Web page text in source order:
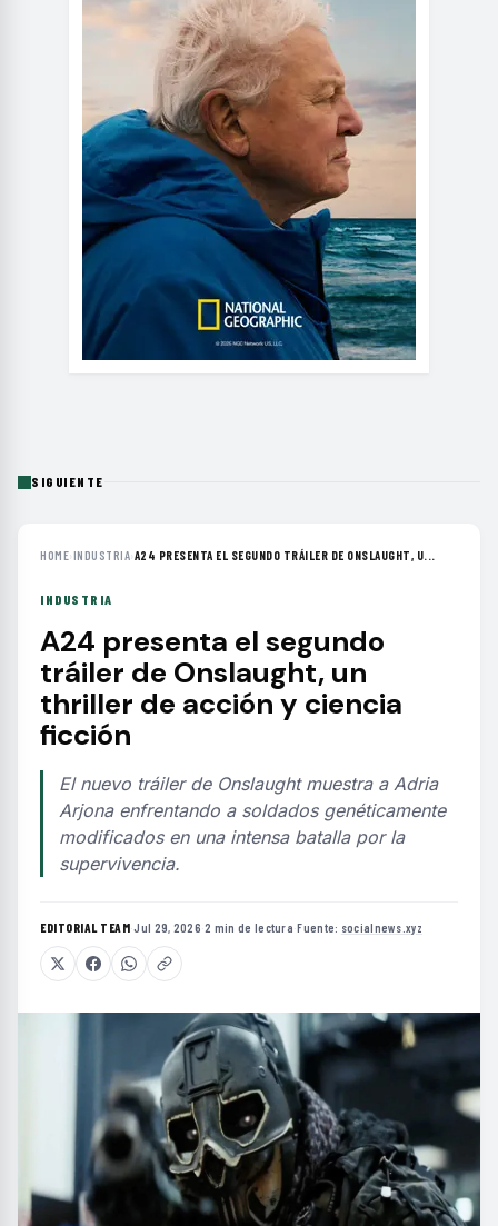
SIGUIENTE
HOME›INDUSTRIA›A24 PRESENTA EL SEGUNDO TRÁILER DE ONSLAUGHT, U...
INDUSTRIA
A24 presenta el segundo
tráiler de Onslaught, un
thriller de acción y ciencia
ficción
El nuevo tráiler de Onslaught muestra a Adria
Arjona enfrentando a soldados genéticamente
modificados en una intensa batalla por la
supervivencia.
EDITORIAL TEAM·Jul 29, 2026·2 min de lectura·Fuente: socialnews.xyz